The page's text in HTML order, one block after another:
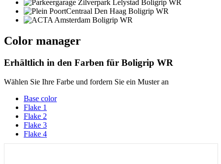
Color manager
Erhältlich in den Farben für Boligrip WR
Wählen Sie Ihre Farbe und fordern Sie ein Muster an
Base color
Flake 1
Flake 2
Flake 3
Flake 4